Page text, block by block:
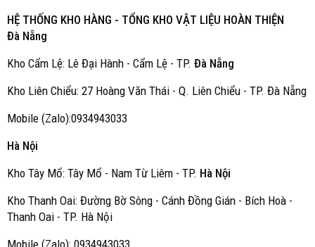
HỆ THỐNG KHO HÀNG - TỔNG KHO VẬT LIỆU HOÀN THIỆN
Đà Nẵng
Kho Cẩm Lệ: Lê Đại Hành - Cẩm Lệ - TP. Đà Nẵng
Kho Liên Chiểu: 27 Hoàng Văn Thái - Q. Liên Chiểu - TP. Đà Nẵng
Mobile (Zalo):0934943033
Hà Nội
Kho Tây Mổ: Tây Mổ - Nam Từ Liêm - TP. Hà Nội
Kho Thanh Oai: Đường Bờ Sông - Cánh Đồng Gián - Bích Hoà -
Thanh Oai - TP. Hà Nội
Mobile (Zalo): 0934943033